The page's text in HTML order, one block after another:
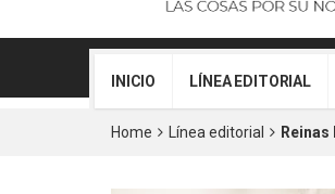
INICIO LÍNEA EDITORIAL
Home Línea editorial